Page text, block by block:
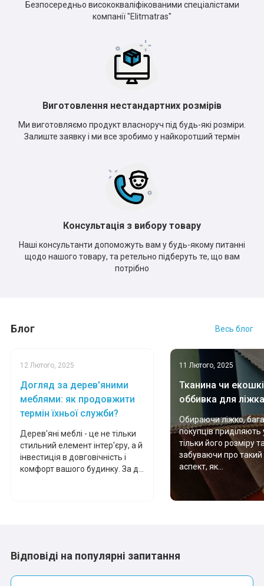
Безпосередньо висококваліфікованими спеціалістами
компанії "Elitmatras"
Виготовлення нестандартних розмірів
Ми виготовляємо продукт власноруч під будь-які розміри.
Залиште заявку і ми все зробимо у найкоротший термін
Консультація з вибору товару
Наші консультанти допоможуть вам у будь-якому питанні
щодо нашого товару, та ретельно підберуть те, що вам
потрібно
Блог Весь блог
12 Лютого, 2025
Догляд за дерев'яними
меблями: як продовжити
термін їхньої служби?
Дерев'яні меблі - це не тільки
стильний елемент інтер'єру, а й
інвестиція в довговічність і
комфорт вашого будинку. За д...
11 Лютого, 2025
Тканина чи
оббивка для
Обираючи ліжко,
покупців приділяють
тільки його розміру
забуваючи про
аспект, як...
Відповіді на популярні запитання